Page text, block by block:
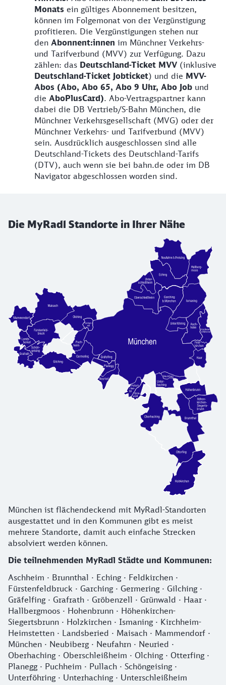
Monats ein gültiges Abonnement besitzen,
können im Folgemonat von der Vergünstigung
profitieren. Die Vergünstigungen stehen nur
den Abonnent:innen im Münchner Verkehrs-
und Tarifverbund (MVV) zur Verfügung. Dazu
zählen: das Deutschland-Ticket MVV (inklusive
Deutschland-Ticket Jobticket) und die MVV-
Abos (Abo, Abo 65, Abo 9 Uhr, Abo Job und
die AboPlusCard). Abo-Vertragspartner kann
dabei die DB Vertrieb/S-Bahn München, die
Münchner Verkehrsgesellschaft (MVG) oder der
Münchner Verkehrs- und Tarifverbund (MVV)
sein. Ausdrücklich ausgeschlossen sind alle
Deutschland-Tickets des Deutschland-Tarifs
(DTV), auch wenn sie bei bahn.de oder im DB
Navigator abgeschlossen worden sind.
Die MyRadl Standorte in Ihrer Nähe
München ist flächendeckend mit MyRadl-Standorten
ausgestattet und in den Kommunen gibt es meist
mehrere Standorte, damit auch einfache Strecken
absolviert werden können.
Die teilnehmenden MyRadl Städte und Kommunen:
Aschheim · Brunnthal · Eching · Feldkirchen ·
Fürstenfeldbruck · Garching · Germering · Gilching ·
Gräfelfing · Grafrath · Gröbenzell · Grünwald · Haar ·
Hallbergmoos · Hohenbrunn · Höhenkirchen-
Siegertsbrunn · Holzkirchen · Ismaning · Kirchheim-
Heimstetten · Landsberied · Maisach · Mammendorf ·
München · Neubiberg · Neufahrn · Neuried ·
Oberhaching · Oberschleißheim · Olching · Otterfing ·
Planegg · Puchheim · Pullach · Schöngeising ·
Unterföhring · Unterhaching · Unterschleißheim